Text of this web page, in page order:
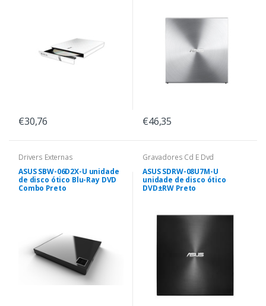
€30,76 €46,35
Drivers Externas
ASUS SBW-06D2X-U unidade
de disco ótico Blu-Ray DVD
Combo Preto
Gravadores Cd E Dvd
ASUS SDRW-08U7M-U
unidade de disco ótico
DVD±RW Preto